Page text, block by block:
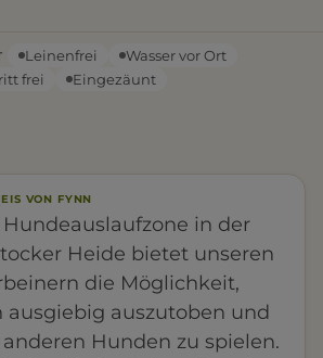
Leinenfrei
Wasser vor Ort
frei Eingezäunt
VON FYNN
Hundeauslaufzone in der
Heide bietet unseren
die Möglichkeit,
ausgiebig auszutoben und
Hunden zu spielen.